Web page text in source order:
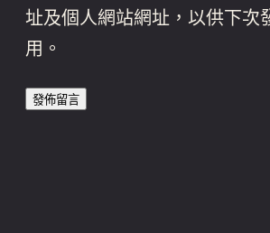
址及個人網站網址，以供下次
用。